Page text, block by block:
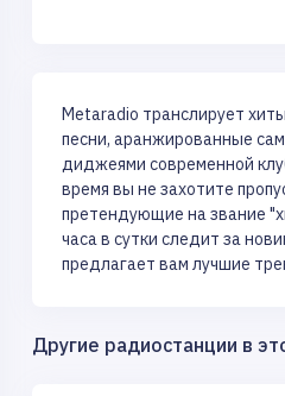
Metaradio транслирует
песни, аранжированные
диджеями современной
время вы не захотите
претендующие на звание
часа в сутки следит за
предлагает вам лучшие
Другие радиостанции в